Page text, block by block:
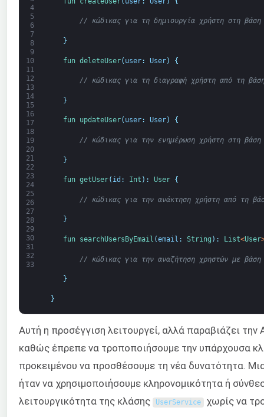
4
5
6
7
8
9
10
11
12
13
14
15
16
17
18
19
20
21
22
23
24
25
26
27
28
29
30
31
32
33
// κώδικας για τη δημιουργία χρήστη στη βάση
}
fun deleteUser( user: User) {
// κώδικας για τη διαγραφή χρήστη από τη
}
fun updateUser( user: User) {
// κώδικας για την ενημέρωση χρήστη στη βάση
}
fun getUser( id : Int ) : User {
// κώδικας για την ανάκτηση χρήστη από τη
}
fun searchUsersByEmail (email : String ) : List<User
// κώδικας για την αναζήτηση χρηστών με
}
}
Αυτή η προσέγγιση λειτουργεί, αλλά παραβιάζει την
καθώς έπρεπε να τροποποιήσουμε την υπάρχουσα
προκειμένου να προσθέσουμε τη νέα δυνατότητα.
ήταν να χρησιμοποιήσουμε κληρονομικότητα ή
λειτουργικότητα της κλάσης
UserService χωρίς να